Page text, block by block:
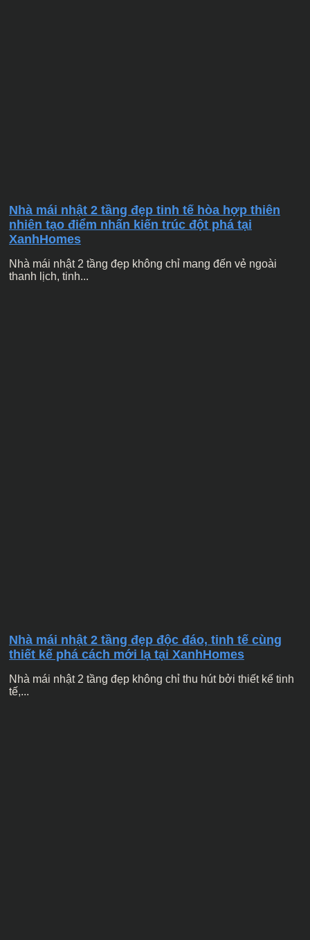
Nhà mái nhật 2 tầng đẹp tinh tế hòa hợp thiên
nhiên tạo điểm nhấn kiến trúc đột phá tại
XanhHomes
Nhà mái nhật 2 tầng đẹp không chỉ mang đến vẻ ngoài
thanh lịch, tinh...
Nhà mái nhật 2 tầng đẹp độc đáo, tinh tế cùng
thiết kế phá cách mới lạ tại XanhHomes
Nhà mái nhật 2 tầng đẹp không chỉ thu hút bởi thiết kế tinh
tế,...